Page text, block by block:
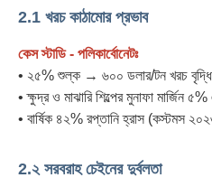
2.1 খরচ কাঠামোর প্রভাব
কেস স্টাডি - পলিকার্বোনেটঃ
• ২৫% শুল্ক → ৬০০ ডলার/টন খরচ বৃদ্ধি
• ক্ষুদ্র ও মাঝারি শিল্পের মুনাফা মার্জিন
• বার্ষিক ৪২% রপ্তানি হ্রাস (কস্টমস
2.২ সরবরাহ চেইনের দুর্বলতা